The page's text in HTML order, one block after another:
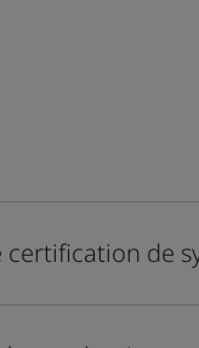
certification de